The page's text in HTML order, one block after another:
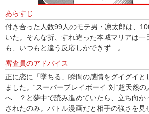
あらすじ
付き合った人数99人のモテ男・凛太郎は、
いた。そんな折、すれ違った本城マリアは一
も、いつもと違う反応しかできず…。
審査員のアドバイス
正に恋に「墜ちる」瞬間の感情をグイグイと
ました。“スーパープレイボーイ”対“超天然
へ…？と夢中で読み進めていたら、立ち向か
されたのみ。バトル漫画だと相手の強さを見